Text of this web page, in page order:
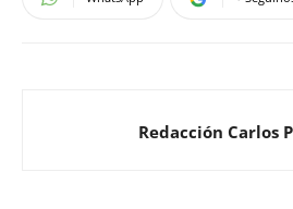
Redacción Carlos